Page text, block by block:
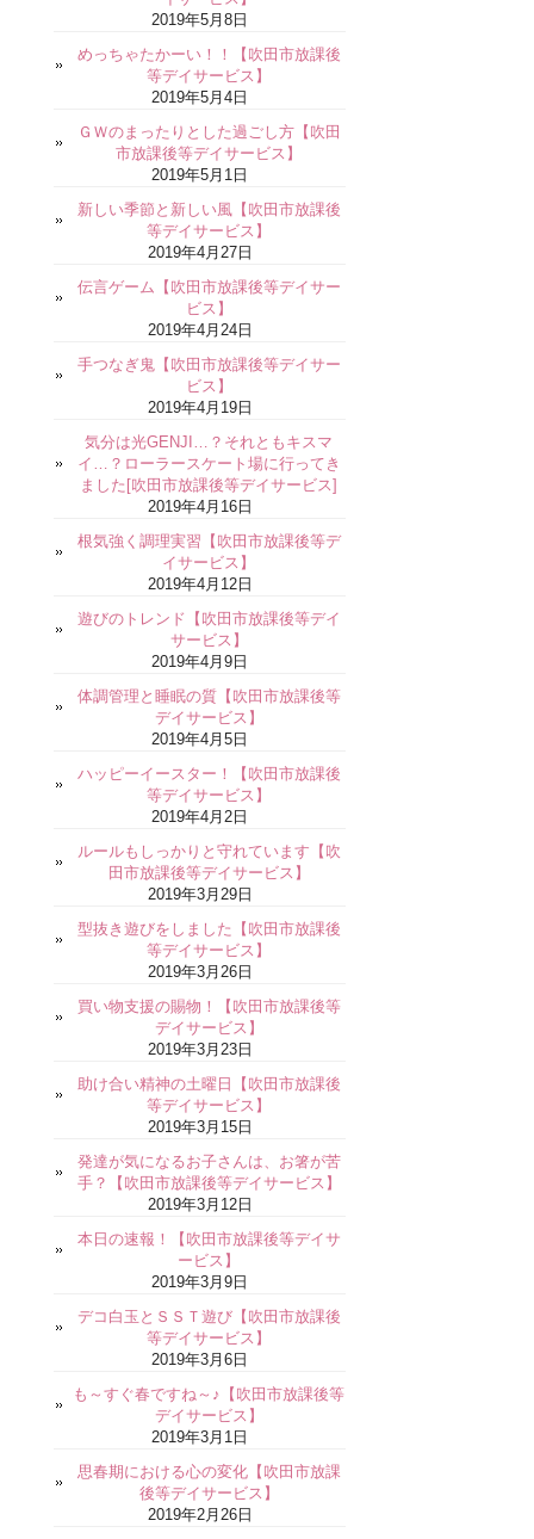
2019年5月8日
めっちゃたかーい！！【吹田市放課後
等デイサービス】
2019年5月4日
ＧＷのまったりとした過ごし方【吹田
市放課後等デイサービス】
2019年5月1日
新しい季節と新しい風【吹田市放課後
等デイサービス】
2019年4月27日
伝言ゲーム【吹田市放課後等デイサー
ビス】
2019年4月24日
手つなぎ鬼【吹田市放課後等デイサー
ビス】
2019年4月19日
気分は光GENJI…？それともキスマ
イ…？ローラースケート場に行ってき
ました[吹田市放課後等デイサービス]
2019年4月16日
根気強く調理実習【吹田市放課後等デ
イサービス】
2019年4月12日
遊びのトレンド【吹田市放課後等デイ
サービス】
2019年4月9日
体調管理と睡眠の質【吹田市放課後等
デイサービス】
2019年4月5日
ハッピーイースター！【吹田市放課後
等デイサービス】
2019年4月2日
ルールもしっかりと守れています【吹
田市放課後等デイサービス】
2019年3月29日
型抜き遊びをしました【吹田市放課後
等デイサービス】
2019年3月26日
買い物支援の賜物！【吹田市放課後等
デイサービス】
2019年3月23日
助け合い精神の土曜日【吹田市放課後
等デイサービス】
2019年3月15日
発達が気になるお子さんは、お箸が苦
手？【吹田市放課後等デイサービス】
2019年3月12日
本日の速報！【吹田市放課後等デイサ
ービス】
2019年3月9日
デコ白玉とＳＳＴ遊び【吹田市放課後
等デイサービス】
2019年3月6日
も～すぐ春ですね～♪【吹田市放課後等
デイサービス】
2019年3月1日
思春期における心の変化【吹田市放課
後等デイサービス】
2019年2月26日